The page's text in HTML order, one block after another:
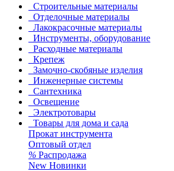
Строительные материалы
Отделочные материалы
Лакокрасочные материалы
Инструменты, оборудование
Расходные материалы
Крепеж
Замочно-скобяные изделия
Инженерные системы
Сантехника
Освещение
Электротовары
Товары для дома и сада
Прокат инструмента
Оптовый отдел
% Распродажа
New Новинки